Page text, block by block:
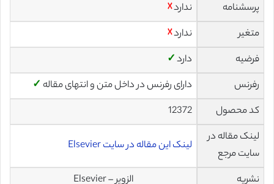
پرسشنامه
ندارد☓
متغیر
ندارد☓
فرضیه
دارد✓
رفرنس
دارای رفرنس در داخل متن و انتهای مقاله ✓
کد محصول
12372
لینک مقاله در
سایت مرجع
لینک این مقاله در سایت Elsevier
نشریه الزویر – Elsevier